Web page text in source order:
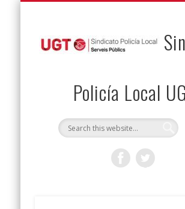
Policía Local